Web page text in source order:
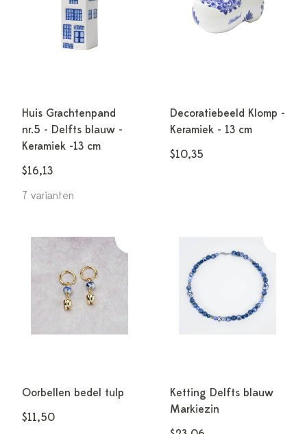
Huis Grachtenpand
nr.5 - Delfts blauw -
Keramiek -13 cm
$16,13
7 varianten
Decoratiebeeld Klomp -
Keramiek - 13 cm
$10,35
Oorbellen bedel tulp
$11,50
Ketting Delfts blauw
Markiezin